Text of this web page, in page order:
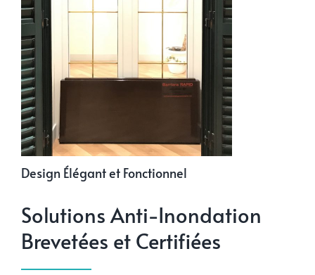
Design Élégant et Fonctionnel
Solutions Anti-Inondation
Brevetées et Certifiées